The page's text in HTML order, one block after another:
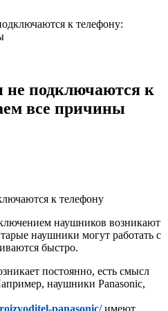
к телефону:
подключаются к
все причины
наушников возникают
наушники могут работать с
быстро.
постоянно, есть смысл
наушники Panasonic,
panasonic/имеют